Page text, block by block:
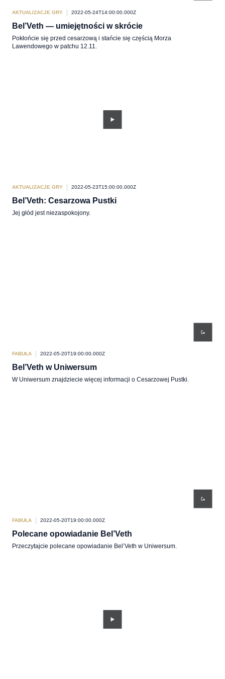
AKTUALIZACJE GRY 2022-05-24T14:00:00.000Z
Bel’Veth ― umiejętności w skrócie
Pokłońcie się przed cesarzową i stańcie się częścią Morza
Lawendowego w patchu 12.11.
AKTUALIZACJE GRY 2022-05-23T15:00:00.000Z
Bel’Veth: Cesarzowa Pustki
Jej głód jest niezaspokojony.
FABUŁA 2022-05-20T19:00:00.000Z
Bel’Veth w Uniwersum
W Uniwersum znajdziecie więcej informacji o Cesarzowej Pustki.
FABUŁA 2022-05-20T19:00:00.000Z
Polecane opowiadanie Bel’Veth
Przeczytajcie polecane opowiadanie Bel’Veth w Uniwersum.